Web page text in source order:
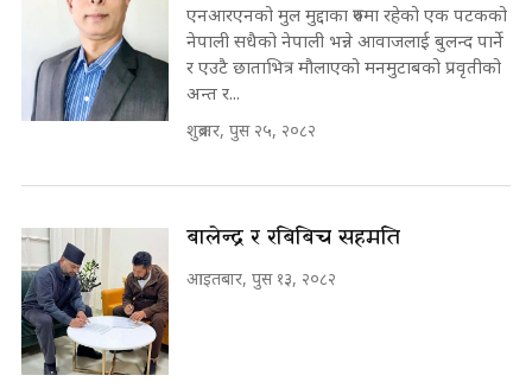
एनआरएनको मुल मुद्दाका रुपमा रहेको एक पटकको
नेपाली सधैको नेपाली भन्ने आवाजलाई बुलन्द पार्ने
र एउटै छाताभित्र मौलाएको मनमुटाबको प्रवृतीको
अन्त र...
शुक्रबार, पुस २५, २०८२
बालेन्द्र र रबिबिच सहमति
आइतबार, पुस १३, २०८२